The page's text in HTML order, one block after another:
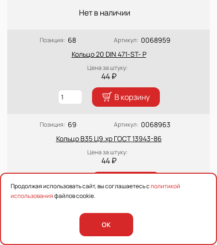
Нет в наличии
Позиция: 68 Артикул: 0068959
Кольцо 20 DIN 471-ST- P
Цена за штуку:
44 ₽
В корзину
Позиция: 69 Артикул: 0068963
Кольцо В35 Ц9.хр ГОСТ 13943-86
Цена за штуку:
44 ₽
Масленка 1.1 Ц6 ГОСТ 19853-74 (2 шт.)
Цена за штуку:
Продолжая использовать сайт, вы соглашаетесь сполитикой
использованияфайлов cookie.
OK